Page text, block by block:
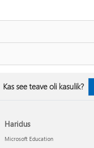
Kas see teave oli kasulik?
Haridus
Microsoft Education